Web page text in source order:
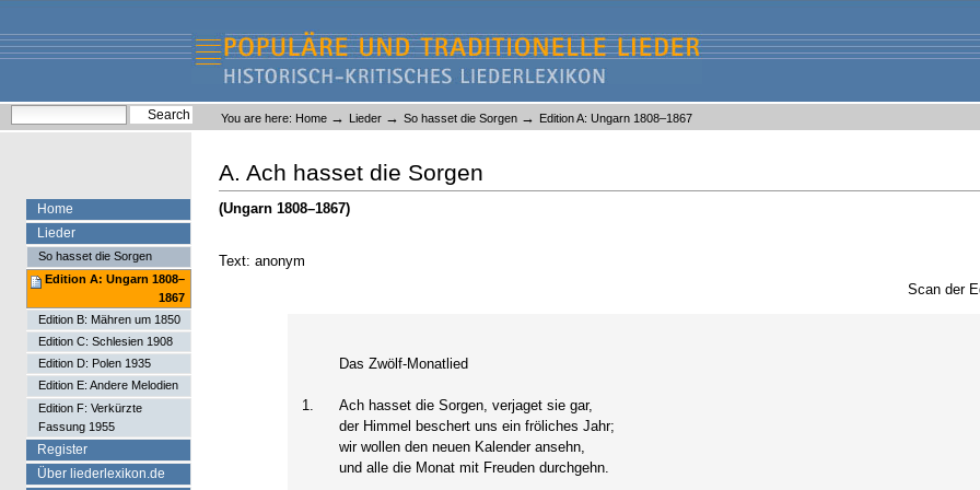
content.
navigation
Liederlexikon
Personal
tools
You are here: Home → Lieder → So hasset die Sorgen → Edition A: Ungarn 1808–1867
A. Ach hasset die Sorgen
(Ungarn 1808–1867)
Text: anonym
Scan der
Das Zwölf-Monatlied
1.
Ach hasset die Sorgen, verjaget sie gar,
der Himmel beschert uns ein fröliches Jahr;
wir wollen den neuen Kalender ansehn,
und alle die Monat mit Freuden durchgehn.
Home
Lieder
So hasset die Sorgen
Edition A: Ungarn 1808–
1867
Edition B: Mähren um 1850
Edition C: Schlesien 1908
Edition D: Polen 1935
Edition E: Andere Melodien
Edition F: Verkürzte
Fassung 1955
Register
Über liederlexikon.de